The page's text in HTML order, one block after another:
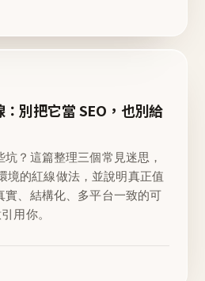
別把它當 SEO，也別給
？這篇整理三個常見迷思，
境的紅線做法，並說明真正值
實、結構化、多平台一致的可
用你。